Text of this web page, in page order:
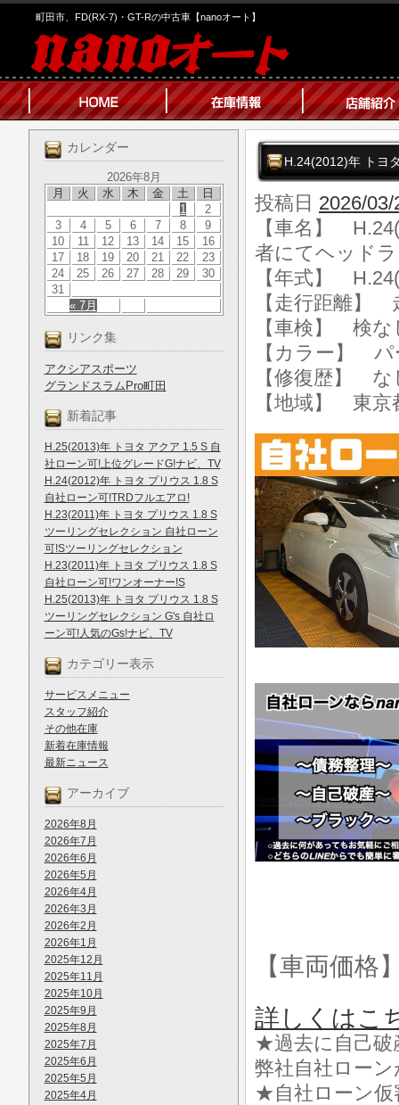
町田市、FD(RX-7)・GT-Rの中古車【nanoオート】
カレンダー
2026年8月
月
火 水 木 金 土 日
« 7月
1
2
3
4 5 6 7 8
9
10
11 12 13 14 15
16
17
18 19 20 21 22
23
24
25 26 27 28 29
30
31
リンク集
アクシアスポーツ
グランドスラムPro町田
新着記事
H.25(2013)年 トヨタ アクア 1.5 S 自
社ローン可!上位グレードG!ナビ、TV
H.24(2012)年 トヨタ プリウス 1.8 S
自社ローン可!TRDフルエアロ!
H.23(2011)年 トヨタ プリウス 1.8 S
ツーリングセレクション 自社ローン
可!Sツーリングセレクション
H.23(2011)年 トヨタ プリウス 1.8 S
自社ローン可!ワンオーナー!S
H.25(2013)年 トヨタ プリウス 1.8 S
ツーリングセレクション G's 自社ロ
ーン可!人気のGs!ナビ、TV
カテゴリー表示
サービスメニュー
スタッフ紹介
その他在庫
新着在庫情報
最新ニュース
アーカイブ
2026年8月
2026年7月
2026年6月
2026年5月
2026年4月
2026年3月
2026年2月
2026年1月
2025年12月
2025年11月
2025年10月
2025年9月
2025年8月
2025年7月
2025年6月
2025年5月
2025年4月
H.24(2012)年 トヨ
投稿日 2026/03/
【車名】
者にてヘッド
【年式】
【走行距離】
【車検】 検な
【カラー】
【修復歴】 な
【地域】 東京
【車両価格
詳しくはこ
★過去に自己破
弊社自社ロー
★自社ローン仮